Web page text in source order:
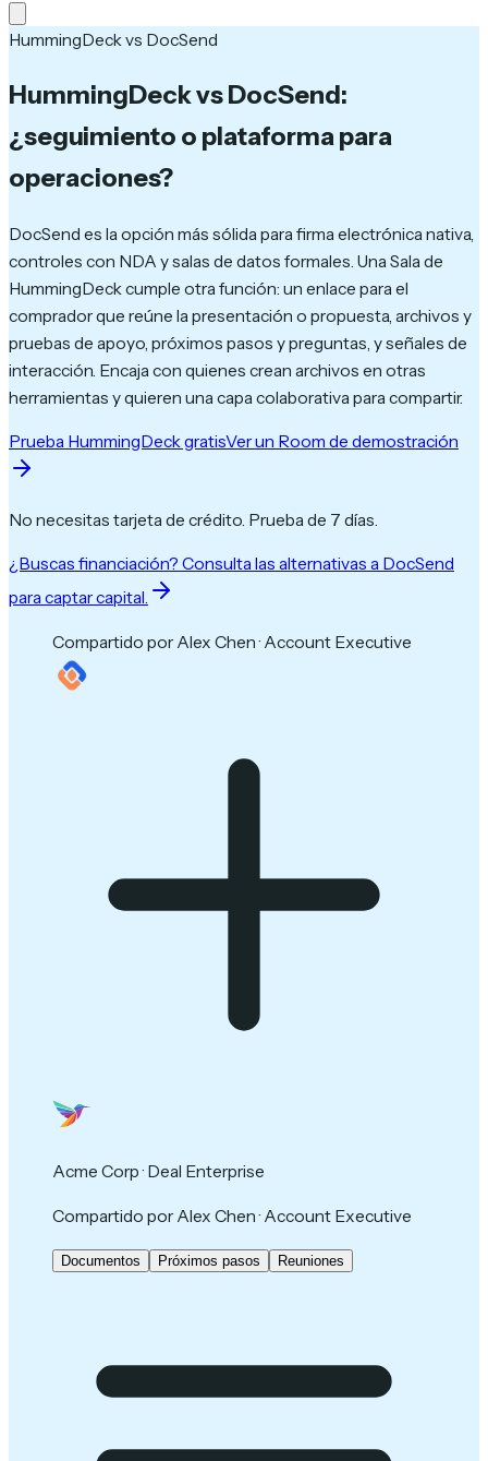
HummingDeck vs DocSend
HummingDeck vs DocSend:
¿seguimiento o plataforma para
operaciones?
DocSend es la opción más sólida para firma electrónica nativa,
controles con NDA y salas de datos formales. Una Sala de
HummingDeck cumple otra función: un enlace para el
comprador que reúne la presentación o propuesta, archivos y
pruebas de apoyo, próximos pasos y preguntas, y señales de
interacción. Encaja con quienes crean archivos en otras
herramientas y quieren una capa colaborativa para compartir.
Prueba HummingDeck gratisVer un Room de demostración
No necesitas tarjeta de crédito. Prueba de 7 días.
¿Buscas financiación? Consulta las alternativas a DocSend
para captar capital.
Compartido por Alex Chen · Account Executive
Acme Corp · Deal Enterprise
Compartido por Alex Chen · Account Executive
Documentos Próximos pasos Reuniones